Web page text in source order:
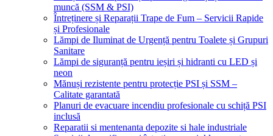
muncă (SSM & PSI)
Întreținere și Reparații Trape de Fum – Servicii Rapide
și Profesionale
Lămpi de Iluminat de Urgență pentru Toalete și Grupuri
Sanitare
Lămpi de siguranță pentru ieșiri și hidranti cu LED și
neon
Mănuși rezistente pentru protecție PSI și SSM –
Calitate garantată
Planuri de evacuare incendiu profesionale cu schiță PSI
inclusă
Reparatii si mentenanta depozite si hale industriale